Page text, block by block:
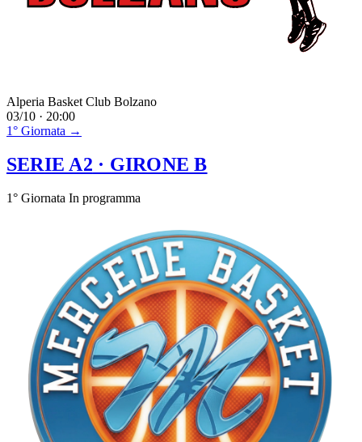
Alperia Basket Club Bolzano
03/10 · 20:00
1° Giornata →
SERIE A2 · GIRONE B
1° Giornata In programma